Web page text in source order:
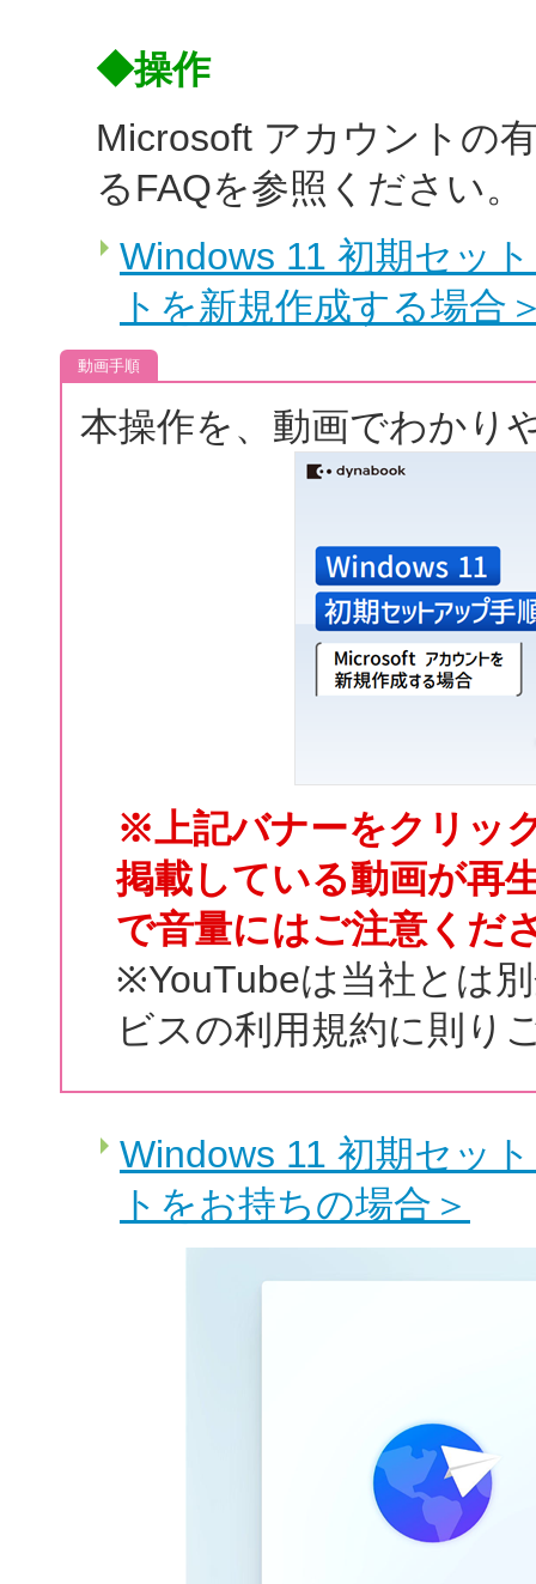
◆操作
Microsoft アカウントの
るFAQを参照ください。
Windows 11 初期セッ
トを新規作成する場合
動画手順
本操作を、動画でわかり
※上記バナーをクリッ
掲載している動画が再
で音量にはご注意くだ
※YouTubeは当社とは
ビスの利用規約に則り
Windows 11 初期セッ
トをお持ちの場合＞